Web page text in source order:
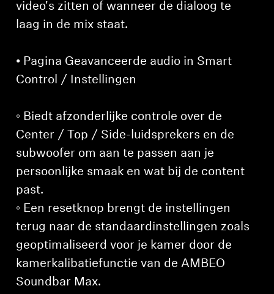
video's zitten of wanneer de dialoog te
laag in de mix staat.
• Pagina Geavanceerde audio in Smart
Control / Instellingen
◦ Biedt afzonderlijke controle over de
Center / Top / Side-luidsprekers en de
subwoofer om aan te passen aan je
persoonlijke smaak en wat bij de content
past.
◦ Een resetknop brengt de instellingen
terug naar de standaardinstellingen zoals
geoptimaliseerd voor je kamer door de
kamerkalibatiefunctie van de AMBEO
Soundbar Max.